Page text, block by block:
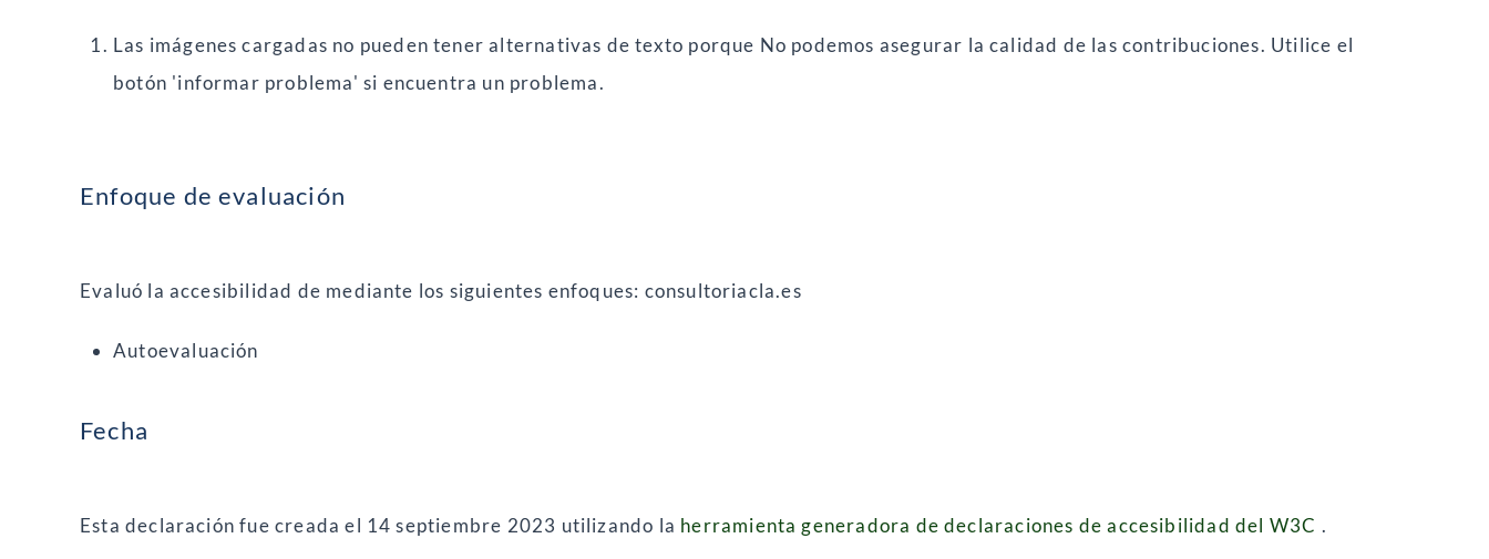
Las imágenes cargadas no pueden tener alternativas de texto porque No podemos asegurar la calidad de las contribuciones. Utilice el
botón 'informar problema' si encuentra un problema.
Enfoque de evaluación
Evaluó la accesibilidad de mediante los siguientes enfoques: consultoriacla.es
Autoevaluación
Fecha
Esta declaración fue creada el 14 septiembre 2023 utilizando la herramienta generadora de declaraciones de accesibilidad del W3C .